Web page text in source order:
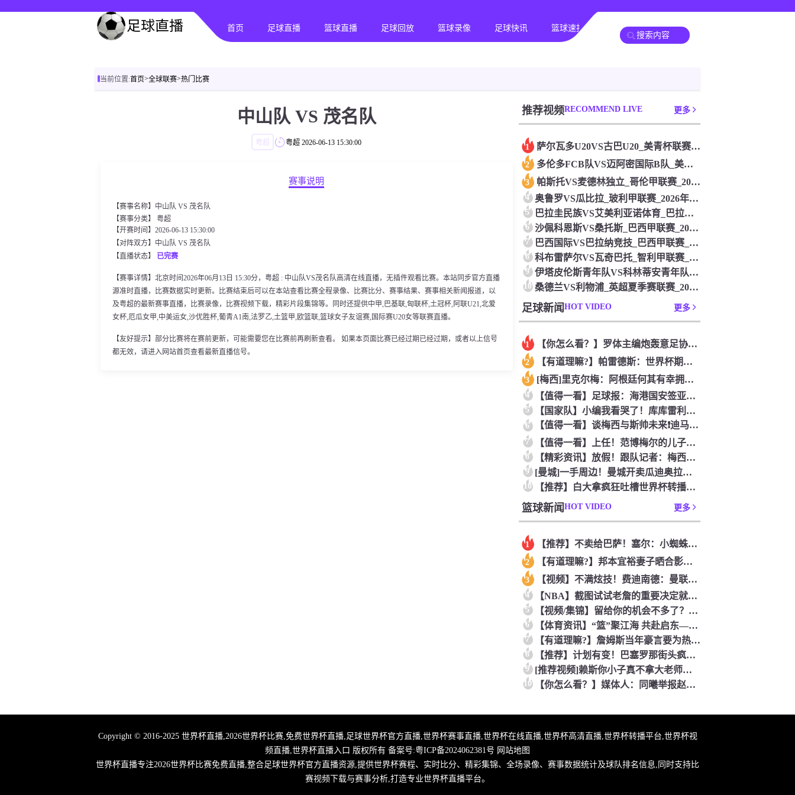
首页 足球直播 篮球直播 足球回放 篮球录像 足球快讯 篮球速报 全球联赛
当前位置:首页>全球联赛>热门比赛
中山队 VS 茂名队
粤超 粤超 2026-06-13 15:30:00
赛事说明
【赛事名称】中山队 VS 茂名队
【赛事分类】 粤超
【开赛时间】2026-06-13 15:30:00
【对阵双方】中山队 VS 茂名队
【直播状态】 已完赛
【赛事详情】北京时间2026年06月13日 15:30分，粤超 : 中山队VS茂名队高清在线直播，无插件观看比赛。本站同步官方直播
源准时直播，比赛数据实时更新。比赛结束后可以在本站查看比赛全程录像、比赛比分、赛事结果、赛事相关新闻报道，以
及粤超的最新赛事直播，比赛录像，比赛视频下载，精彩片段集锦等。同时还提供中甲,巴基联,匈联杯,土冠杯,阿联U21,北爱
女杯,厄瓜女甲,中美运女,沙优胜杯,葡青A1南,法罗乙,土篮甲,欧篮联,篮球女子友谊赛,国际赛U20女等联赛直播。
【友好提示】部分比赛将在赛前更新，可能需要您在比赛前再刷新查看。 如果本页面比赛已经过期已经过期，或者以上信号
都无效，请进入网站首页查看最新直播信号。
推荐视频RECOMMEND LIVE 更多
1 萨尔瓦多U20VS古巴U20_美青杯联赛_2026年07月2
2 多伦多FCB队VS迈阿密国际B队_美预备联联赛_2026年0
3 帕斯托VS麦德林独立_哥伦甲联赛_2026年07月26日
4 奥鲁罗VS瓜比拉_玻利甲联赛_2026年07月26日
5 巴拉圭民族VS艾美利亚诺体育_巴拉甲联赛_2026年07月2
6 沙佩科恩斯VS桑托斯_巴西甲联赛_2026年07月26日
7 巴西国际VS巴拉纳竞技_巴西甲联赛_2026年07月26日
8 科布雷萨尔VS瓦奇巴托_智利甲联赛_2026年07月26日
9 伊塔皮伦斯青年队VS科林蒂安青年队_巴圣青联联赛_2026年
10 桑德兰VS利物浦_英超夏季赛联赛_2026年07月26日
足球新闻 HOT VIDEO 更多
1 【你怎么看？】罗体主编炮轰意足协主席：浪费三十天结果选个自己
2 【有道理嘛?】帕雷德斯：世界杯期间我有轻微骨裂，现在好多了！
3 [梅西]里克尔梅：阿根廷何其有幸拥有老马和梅西； 体力充沛决
4 【值得一看】足球报：海港国安签亚冠外援证明有些想法 海外回流
5 【国家队】小编我看哭了！库库雷利亚谈儿子患自闭症，令人动容
6 【值得一看】谈梅西与斯帅未来❗️迪马利亚：他俩必须焊死，天花
7 【值得一看】上任！范博梅尔的儿子谈父亲成为比利时国家队主教练
8 【精彩资讯】放假！跟队记者：梅西和德保罗放假休息，缺席明日对
9 [曼城]一手周边！曼城开卖瓜迪奥拉办公室用品！
10 【推荐】白大拿疯狂吐槽世界杯转播：你们比我还烂，我甘拜下风！
篮球新闻 HOT VIDEO 更多
1 【推荐】不卖给巴萨！塞尔：小蜘蛛最可能去阿森纳 马竞能得到约
2 【有道理嘛?】邦本宜裕妻子晒合影庆生：逐渐适应在中国的生活，
3 【视频】不满炫技！费迪南德：曼联时期范尼曾对C罗说“你就该去
4 【NBA】截图试试老詹的重要决定就交给吧友们了~
5 【视频/集锦】留给你的机会不多了？阿芳能否找回巅峰期的状态？
6 【体育资讯】“篮”聚江海 共赴启东——2026年CBA夏季联
7 【有道理嘛?】詹姆斯当年豪言要为热火带来7冠？韦德曾谈：不会
8 【推荐】计划有变！巴塞罗那街头疯狂庆祝世界杯，高喊我是西班牙
9 [推荐视频]赖斯你小子真不拿大老师当外人！一见面就拥抱单手搭
10 【你怎么看？】媒体人：同曦举报赵柏清没毛病 切实维护自身利益
Copyright © 2016-2025 世界杯直播,2026世界杯比赛,免费世界杯直播,足球世界杯官方直播,世界杯赛事直播,世界杯在线直播,世界杯高清直播,世界杯转播平台,世界杯视
频直播,世界杯直播入口 版权所有 备案号:粤ICP备2024062381号 网站地图
世界杯直播专注2026世界杯比赛免费直播,整合足球世界杯官方直播资源,提供世界杯赛程、实时比分、精彩集锦、全场录像、赛事数据统计及球队排名信息,同时支持比
赛视频下载与赛事分析,打造专业世界杯直播平台。